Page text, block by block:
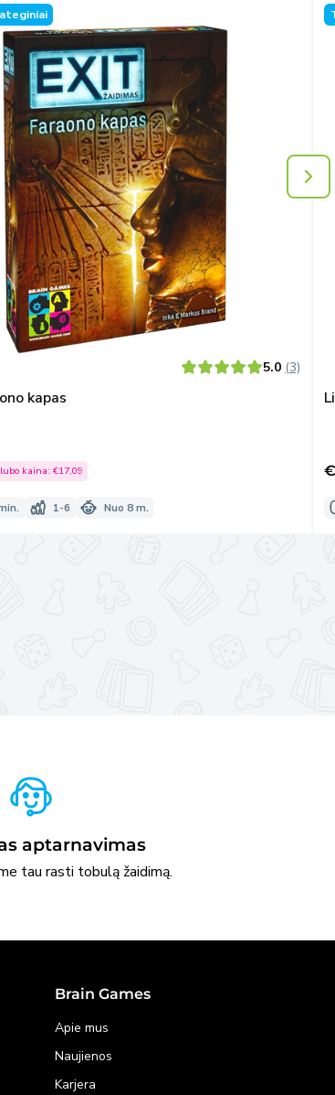
5.0 (3)
kapas
kaina:€17,09
1-6 Nuo 8 m.
aptarnavimas
tau rasti tobulą žaidimą.
Brain Games
Apie mus
Naujienos
Karjera